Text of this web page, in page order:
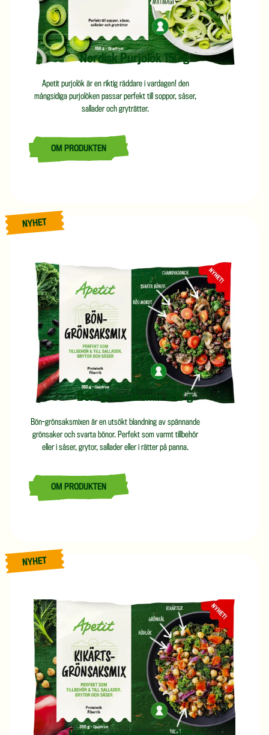
Nordisk Purjolök 150 g
Apetit purjolök är en riktig räddare i vardagen! den
mångsidiga purjolöken passar perfekt till soppor, såser,
sallader och gryträtter.
LÄS MER OM NORDISK PURJOLÖK 150 G
OM PRODUKTEN
Nyhet
Bön-grönsaksmix 350 g
Bön-grönsaksmixen är en utsökt blandning av spännande
grönsaker och svarta bönor. Perfekt som varmt tillbehör
eller i såser, grytor, sallader eller i rätter på panna.
LÄS MER OM BÖN-GRÖNSAKSMIX 350 G
OM PRODUKTEN
Nyhet